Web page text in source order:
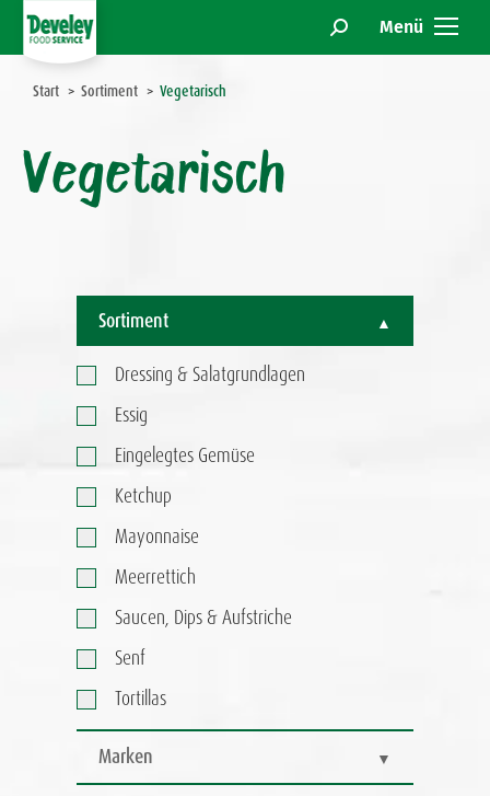
Menü
Search:
Sie befinden sich hier:
Start Sortiment Vegetarisch
Vegetarisch
Sortiment
Dressing & Salatgrundlagen
Essig
Eingelegtes Gemüse
Ketchup
Mayonnaise
Meerrettich
Saucen, Dips & Aufstriche
Senf
Tortillas
Marken